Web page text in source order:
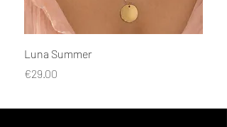
Luna Summer
Price
€29.00